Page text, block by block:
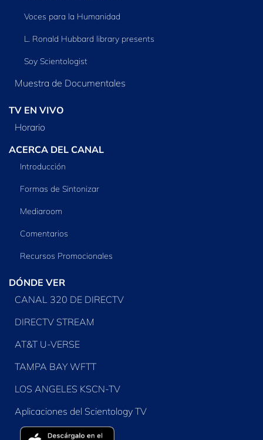
Voces para la Humanidad
L. Ronald Hubbard library presents
Soy Scientologist
Muestra de Documentales
TV EN VIVO
Horario
ACERCA DEL CANAL
Introducción
Formas de Sintonizar
Mediaroom
Comentarios
Recursos Promocionales
DÓNDE VER
CANAL 320 DE DIRECTV
DIRECTV STREAM
AT&T U-VERSE
TAMPA BAY WFTT
LOS ANGELES KSCN-TV
Aplicaciones del Scientology TV